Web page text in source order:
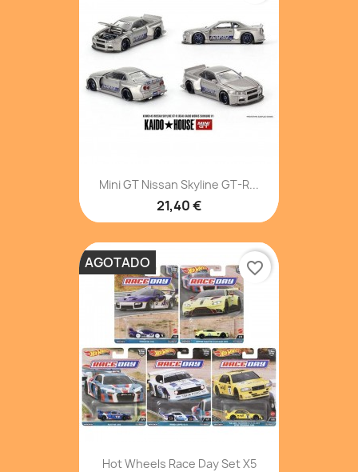
Mini GT Nissan Skyline GT-R...
21,40 €
Hot Wheels Race Day Set X5
AGOTADO favorite_border